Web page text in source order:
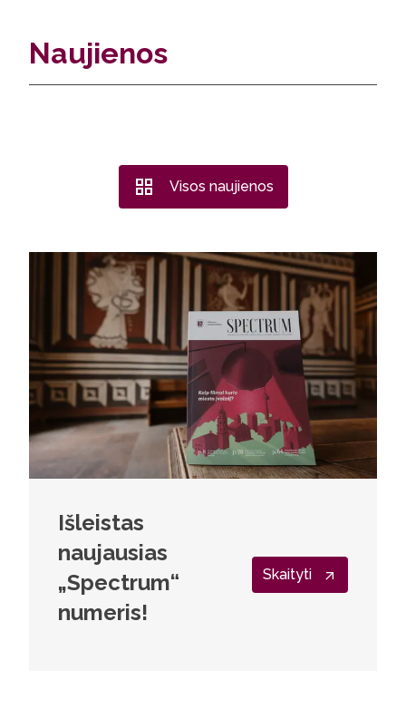
Naujienos
Visos naujienos
Išleistas
naujausias
„Spectrum“
numeris!
Skaityti